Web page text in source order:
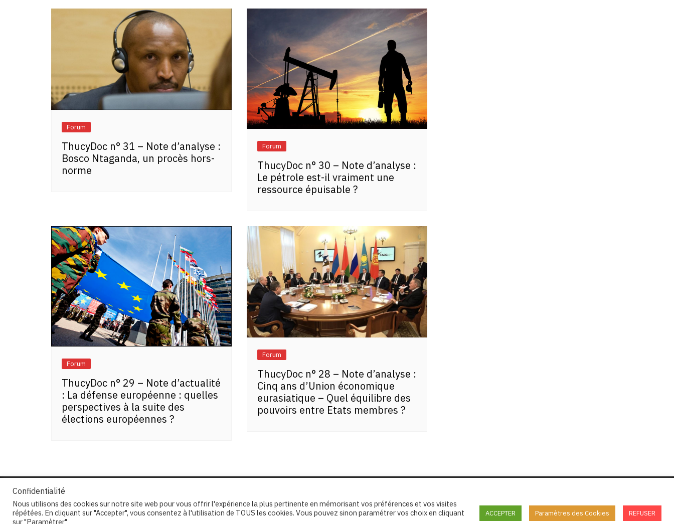
Forum
ThucyDoc n° 31 – Note d’analyse :
Bosco Ntaganda, un procès hors-
norme
Forum
ThucyDoc n° 30 – Note d’analyse :
Le pétrole est-il vraiment une
ressource épuisable ?
Forum
ThucyDoc n° 29 – Note d’actualité
: La défense européenne : quelles
perspectives à la suite des
élections européennes ?
Forum
ThucyDoc n° 28 – Note d’analyse :
Cinq ans d’Union économique
eurasiatique – Quel équilibre des
pouvoirs entre Etats membres ?
Copyright © 2026 Centre Thucydide. All rights reserved.
Confidentialité
Nous utilisons des cookies sur notre site web pour vous offrir l'expérience la plus pertinente en mémorisant vos préférences et vos visites
répétées. En cliquant sur "Accepter", vous consentez à l'utilisation de TOUS les cookies. Vous pouvez sinon paramétrer vos choix en cliquant
sur "Paramètrer"
ACCEPTER Paramètres des Cookies REFUSER